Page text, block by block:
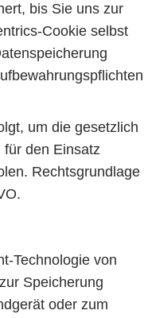
bis Sie uns zur
Cookie selbst
um die gesetzlich
den Einsatz
Rechtsgrundlage
Technologie von
Speicherung
oder zum